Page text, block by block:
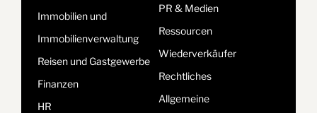
Immobilien und
Immobilienverwaltung
Reisen und Gastgewerbe
Finanzen
HR
PR & Medien
Ressourcen
Wiederverkäufer
Rechtliches
Allgemeine